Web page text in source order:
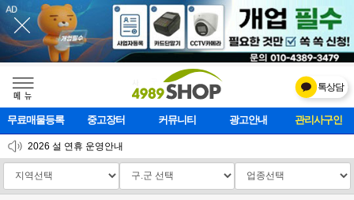
메    뉴
톡상담
무료매물등록 중고장터 커뮤니티 광고안내 마사지클럽
2026 설 연휴 운영안내
[업데이트]모바일 하단 고정메뉴 추가
[업데이트] 개선사항 안내